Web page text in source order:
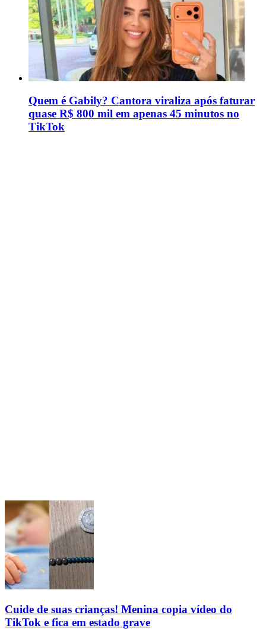
Quem é Gabily? Cantora viraliza após faturar
quase R$ 800 mil em apenas 45 minutos no
TikTok
Cuide de suas crianças! Menina copia vídeo do
TikTok e fica em estado grave